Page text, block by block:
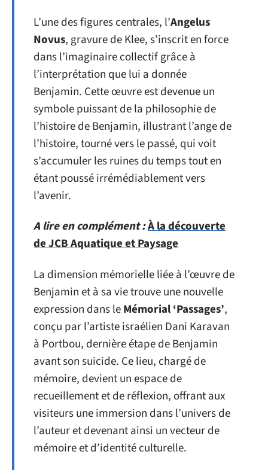
L’une des figures centrales, l’Angelus
Novus, gravure de Klee, s’inscrit en force
dans l’imaginaire collectif grâce à
l’interprétation que lui a donnée
Benjamin. Cette œuvre est devenue un
symbole puissant de la philosophie de
l’histoire de Benjamin, illustrant l’ange de
l’histoire, tourné vers le passé, qui voit
s’accumuler les ruines du temps tout en
étant poussé irrémédiablement vers
l’avenir.
A lire en complément :À la découverte
de JCB Aquatique et Paysage
La dimension mémorielle liée à l’œuvre de
Benjamin et à sa vie trouve une nouvelle
expression dans leMémorial ‘Passages’,
conçu par l’artiste israélien Dani Karavan
à Portbou, dernière étape de Benjamin
avant son suicide. Ce lieu, chargé de
mémoire, devient un espace de
recueillement et de réflexion, offrant aux
visiteurs une immersion dans l’univers de
l’auteur et devenant ainsi un vecteur de
mémoire et d’identité culturelle.